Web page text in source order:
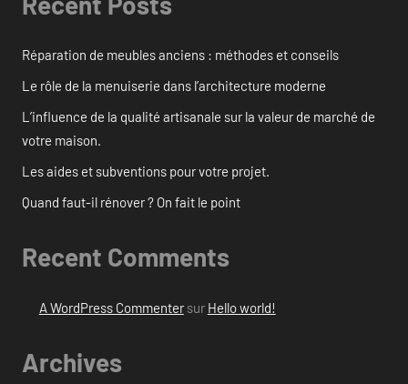
Réparation de meubles anciens : méthodes et conseils
Le rôle de la menuiserie dans l’architecture moderne
L’influence de la qualité artisanale sur la valeur de marché de
votre maison.
Les aides et subventions pour votre projet.
Quand faut-il rénover ? On fait le point
Recent Comments
A WordPress Commentersur Hello world!
Archives